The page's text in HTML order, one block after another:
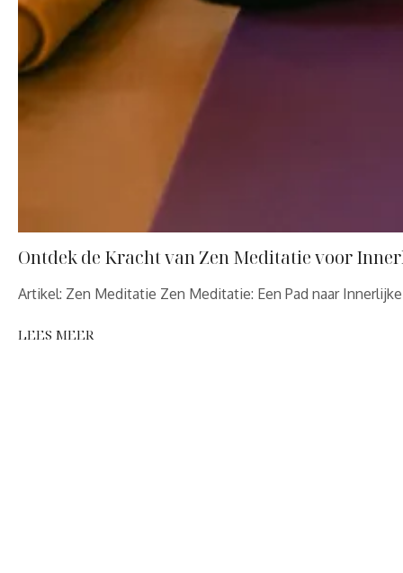
Ontdek de Kracht van Zen Meditatie voor
Artikel: Zen Meditatie Zen Meditatie: Een Pad naar
LEES MEER